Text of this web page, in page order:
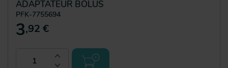
ADAPTATEUR BOLUS
PFK-7755694
3,92 €